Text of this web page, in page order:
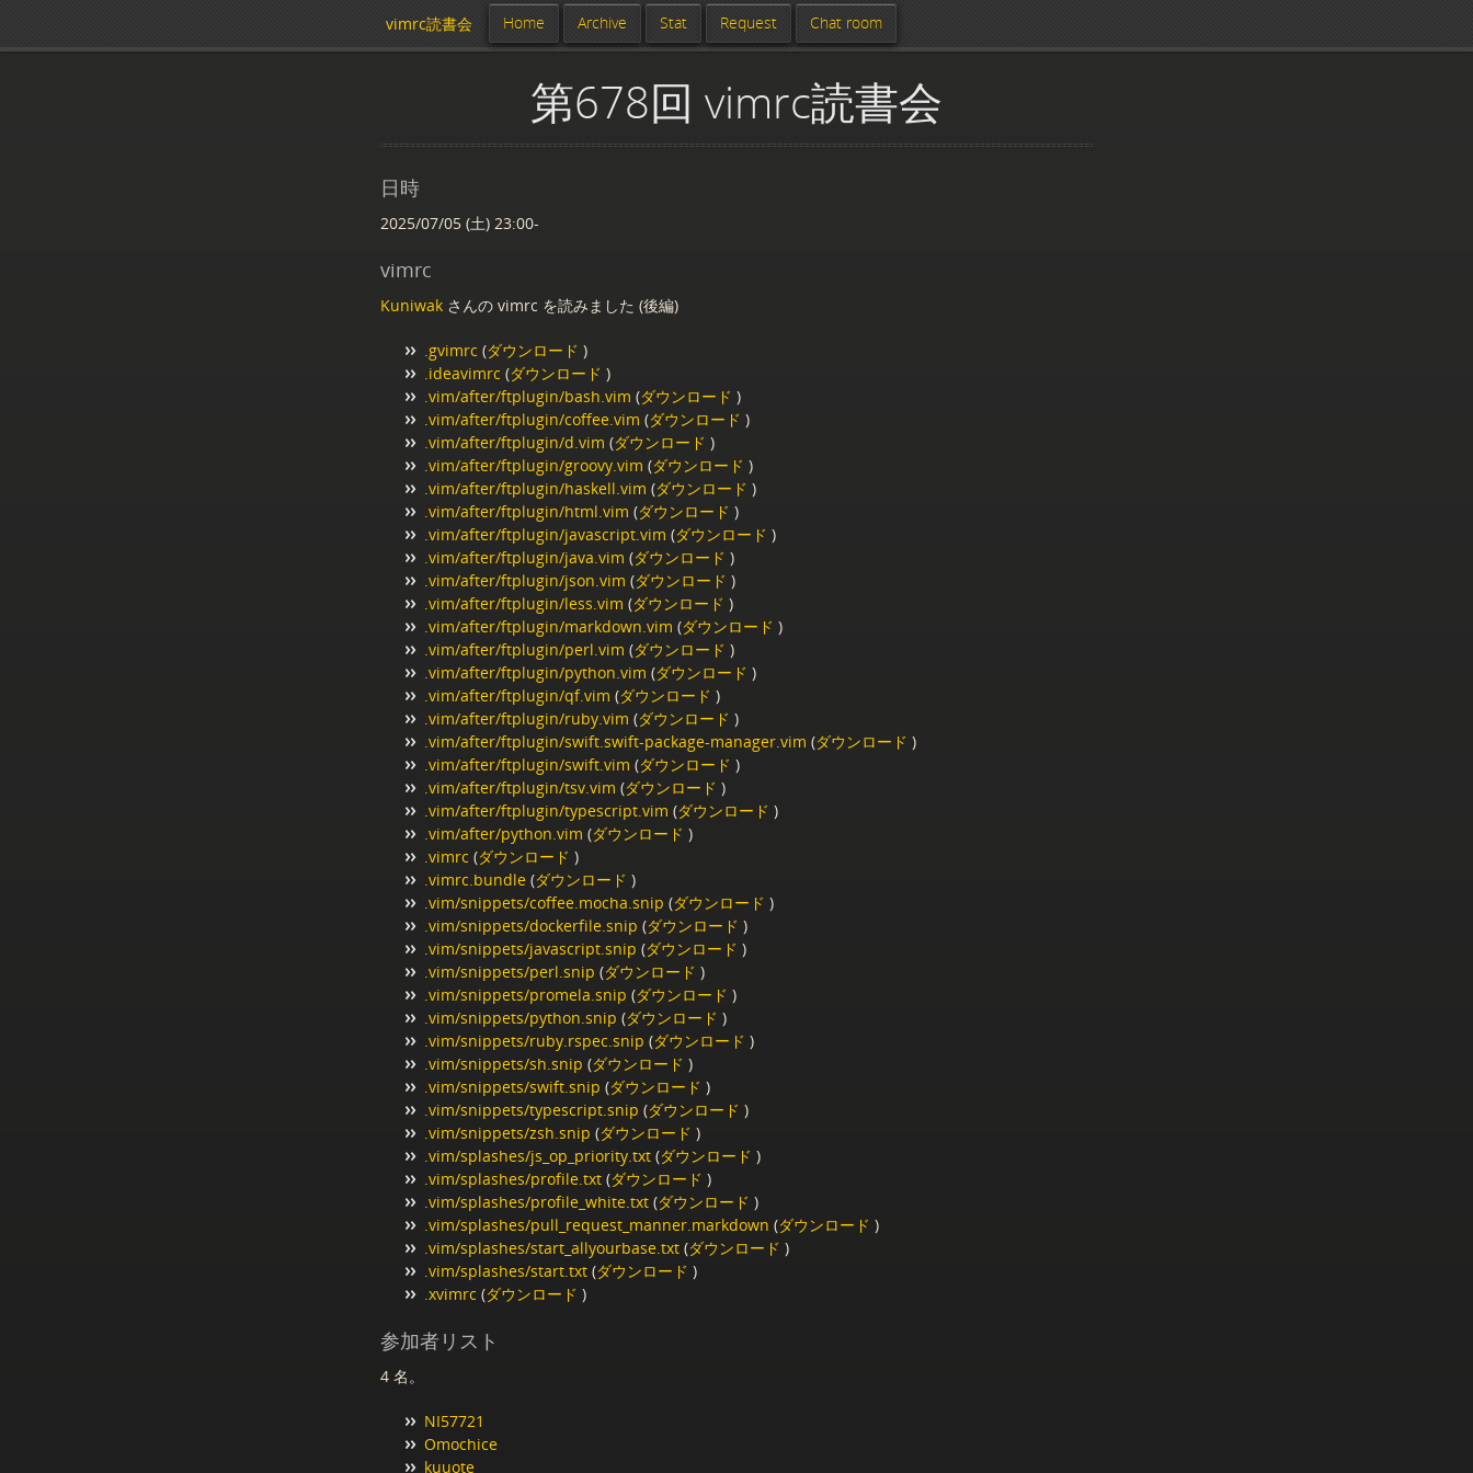
vimrc読書会 Home Archive Stat Request Chat room
第678回 vimrc読書会
日時
2025/07/05 (土) 23:00-
vimrc
Kuniwak さんの vimrc を読みました (後編)
.gvimrc (ダウンロード )
.ideavimrc (ダウンロード )
.vim/after/ftplugin/bash.vim (ダウンロード )
.vim/after/ftplugin/coffee.vim (ダウンロード )
.vim/after/ftplugin/d.vim (ダウンロード )
.vim/after/ftplugin/groovy.vim (ダウンロード )
.vim/after/ftplugin/haskell.vim (ダウンロード )
.vim/after/ftplugin/html.vim (ダウンロード )
.vim/after/ftplugin/javascript.vim (ダウンロード )
.vim/after/ftplugin/java.vim (ダウンロード )
.vim/after/ftplugin/json.vim (ダウンロード )
.vim/after/ftplugin/less.vim (ダウンロード )
.vim/after/ftplugin/markdown.vim (ダウンロード )
.vim/after/ftplugin/perl.vim (ダウンロード )
.vim/after/ftplugin/python.vim (ダウンロード )
.vim/after/ftplugin/qf.vim (ダウンロード )
.vim/after/ftplugin/ruby.vim (ダウンロード )
.vim/after/ftplugin/swift.swift-package-manager.vim (ダウンロード )
.vim/after/ftplugin/swift.vim (ダウンロード )
.vim/after/ftplugin/tsv.vim (ダウンロード )
.vim/after/ftplugin/typescript.vim (ダウンロード )
.vim/after/python.vim (ダウンロード )
.vimrc (ダウンロード )
.vimrc.bundle (ダウンロード )
.vim/snippets/coffee.mocha.snip (ダウンロード )
.vim/snippets/dockerfile.snip (ダウンロード )
.vim/snippets/javascript.snip (ダウンロード )
.vim/snippets/perl.snip (ダウンロード )
.vim/snippets/promela.snip (ダウンロード )
.vim/snippets/python.snip (ダウンロード )
.vim/snippets/ruby.rspec.snip (ダウンロード )
.vim/snippets/sh.snip (ダウンロード )
.vim/snippets/swift.snip (ダウンロード )
.vim/snippets/typescript.snip (ダウンロード )
.vim/snippets/zsh.snip (ダウンロード )
.vim/splashes/js_op_priority.txt (ダウンロード )
.vim/splashes/profile.txt (ダウンロード )
.vim/splashes/profile_white.txt (ダウンロード )
.vim/splashes/pull_request_manner.markdown (ダウンロード )
.vim/splashes/start_allyourbase.txt (ダウンロード )
.vim/splashes/start.txt (ダウンロード )
.xvimrc (ダウンロード )
参加者リスト
4 名。
NI57721
Omochice
kuuote